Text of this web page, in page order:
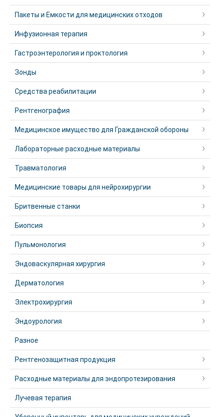
Пакеты и Емкости для медицинских отходов
Инфузионная терапия
Гастроэнтерология и проктология
Зонды
Средства реабилитации
Рентгенография
Медицинское имущество для Гражданской обороны
Лабораторные расходные материалы
Травматология
Медицинские товары для нейрохирургии
Бритвенные станки
Биопсия
Пульмонология
Эндоваскулярная хирургия
Дерматология
Электрохирургия
Эндоурология
Разное
Рентгенозащитная продукция
Расходные материалы для эндопротезирования
Лучевая терапия